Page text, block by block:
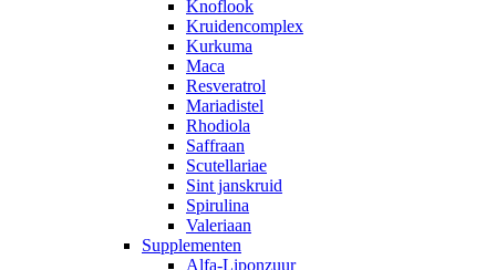
Knoflook
Kruidencomplex
Kurkuma
Maca
Resveratrol
Mariadistel
Rhodiola
Saffraan
Scutellariae
Sint janskruid
Spirulina
Valeriaan
Supplementen
Alfa-Liponzuur